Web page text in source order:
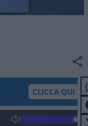
CLICCA QUI